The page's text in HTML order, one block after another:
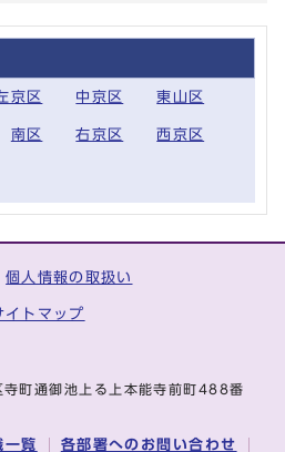
京区 中京区 東山区
南区 右京区 西京区
個人情報の取扱い
イトマップ
町通御池上る上本能寺前町488番
一覧 各部署へのお問い合わせ